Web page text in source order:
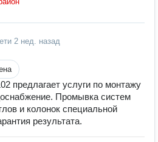
2 нед. назад
предлагает услуги по монтажу
Промывка систем
и колонок специальной
результата.